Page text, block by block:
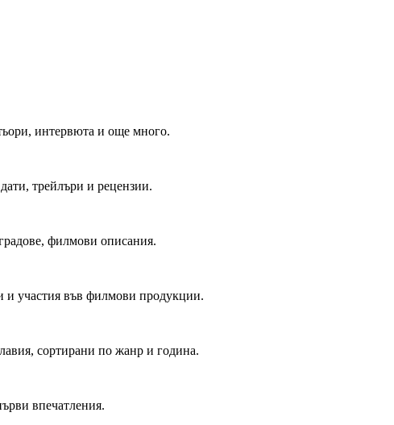
интервюта и още много.
трейлъри и рецензии.
филмови описания.
и участия във филмови продукции.
сортирани по жанр и година.
впечатления.